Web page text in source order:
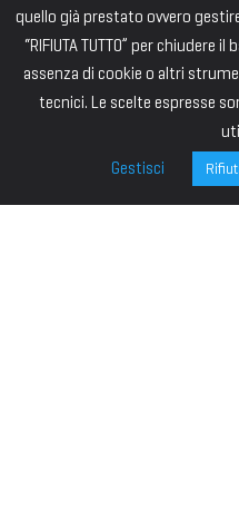
quello già prestato ovvero
“RIFIUTA TUTTO” per chiudere
assenza di cookie o altri
tecnici. Le scelte espresse
Gestisci